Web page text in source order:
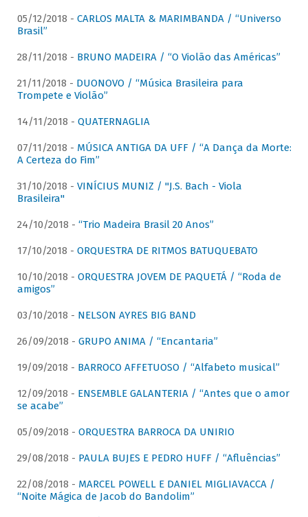
05/12/2018 - CARLOS MALTA & MARIMBANDA / “Universo
Brasil”
28/11/2018 - BRUNO MADEIRA / “O Violão das Américas”
21/11/2018 - DUONOVO / “Música Brasileira para
Trompete e Violão”
14/11/2018 - QUATERNAGLIA
07/11/2018 - MÚSICA ANTIGA DA UFF / “A Dança da Morte:
A Certeza do Fim”
31/10/2018 - VINÍCIUS MUNIZ / "J.S. Bach - Viola
Brasileira"
24/10/2018 - “Trio Madeira Brasil 20 Anos”
17/10/2018 - ORQUESTRA DE RITMOS BATUQUEBATO
10/10/2018 - ORQUESTRA JOVEM DE PAQUETÁ / “Roda de
amigos”
03/10/2018 - NELSON AYRES BIG BAND
26/09/2018 - GRUPO ANIMA / “Encantaria”
19/09/2018 - BARROCO AFFETUOSO / “Alfabeto musical”
12/09/2018 - ENSEMBLE GALANTERIA / “Antes que o amor
se acabe”
05/09/2018 - ORQUESTRA BARROCA DA UNIRIO
29/08/2018 - PAULA BUJES E PEDRO HUFF / “Afluências”
22/08/2018 - MARCEL POWELL E DANIEL MIGLIAVACCA /
“Noite Mágica de Jacob do Bandolim”